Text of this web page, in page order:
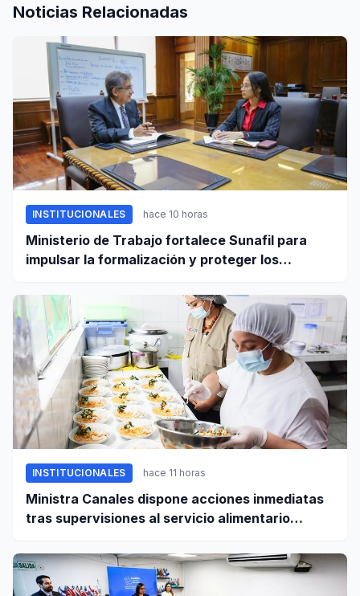
Noticias Relacionadas
INSTITUCIONALES hace 10 horas
Ministerio de Trabajo fortalece Sunafil para
impulsar la formalización y proteger los
INSTITUCIONALES hace 11 horas
Ministra Canales dispone acciones inmediatas
tras supervisiones al servicio alimentario